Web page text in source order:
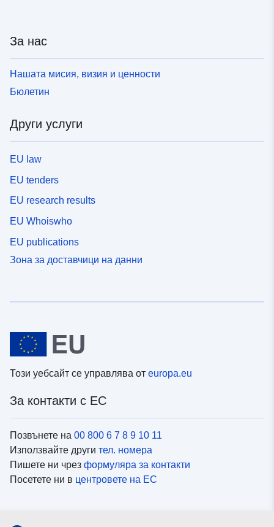
За нас
Нашата мисия, визия и ценности
Бюлетин
Други услуги
EU law
EU tenders
EU research results
EU Whoiswho
EU publications
Зона за доставчици на данни
Този уебсайт се управлява от europa.eu
За контакти с ЕС
Позвънете на 00 800 6 7 8 9 10 11
Използвайте други тел. номера
Пишете ни чрез формуляра за контакти
Посетете ни в центровете на ЕС